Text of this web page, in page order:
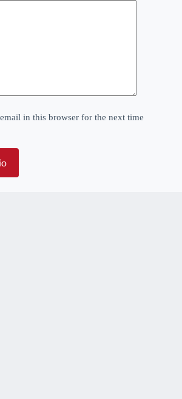
in this browser for the next time